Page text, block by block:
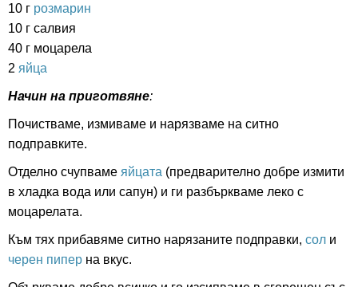
10 г розмарин
10 г салвия
40 г моцарела
2 яйца
Начин на приготвяне:
Почистваме, измиваме и нарязваме на ситно
подправките.
Отделно счупваме яйцата (предварително добре измити
в хладка вода или сапун) и ги разбъркваме леко с
моцарелата.
Към тях прибавяме ситно нарязаните подправки, сол и
черен пипер на вкус.